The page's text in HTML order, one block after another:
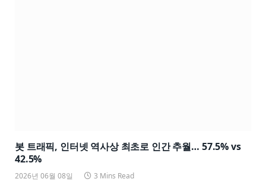
봇 트래픽, 인터넷 역사상 최초로 인간 추월… 57.5% vs
42.5%
2026년 06월 08일 3 Mins Read